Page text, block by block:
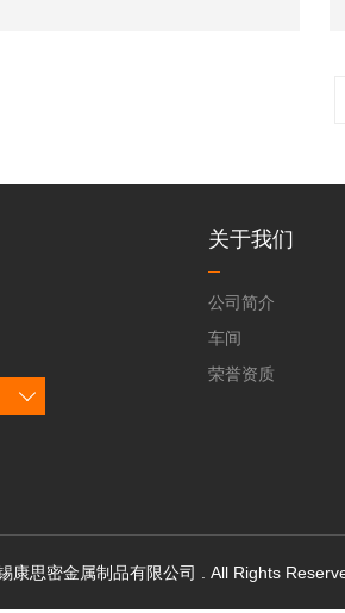
关于我们
公司简介
车间
荣誉资质
康思密金属制品有限公司 . All Rights